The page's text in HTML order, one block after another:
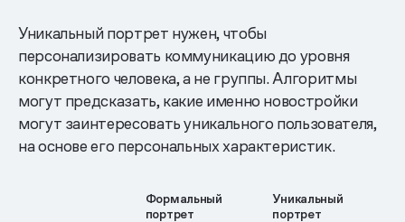
Уникальный портрет нужен, чтобы
персонализировать коммуникацию до уровня
конкретного человека, а не группы. Алгоритмы
могут предсказать, какие именно новостройки
могут заинтересовать уникального пользователя,
на основе его персональных характеристик.
Формальный
портрет
Уникальный
портрет